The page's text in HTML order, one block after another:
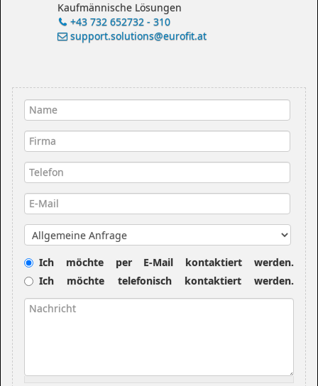
Kaufmännische Lösungen
+43 732 652732 - 310
support.solutions@eurofit.at
Name*
Firma
Telefon
E-Mail*
Betreff
Kontaktwunsch
Ich möchte per E-Mail kontaktiert werden.
Ich möchte telefonisch kontaktiert werden.
Nachricht*